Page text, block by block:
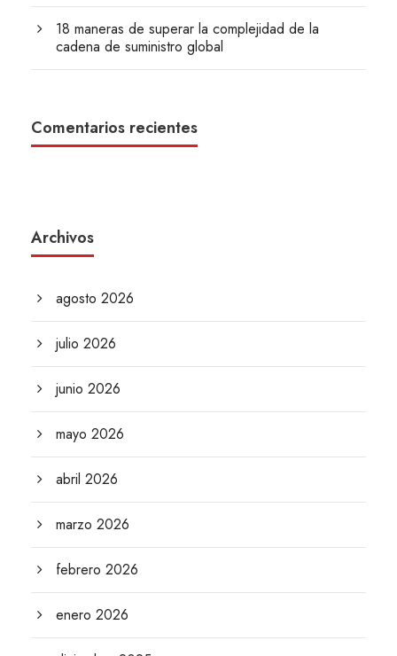
18 maneras de superar la complejidad de la
cadena de suministro global
Comentarios recientes
Archivos
agosto 2026
julio 2026
junio 2026
mayo 2026
abril 2026
marzo 2026
febrero 2026
enero 2026